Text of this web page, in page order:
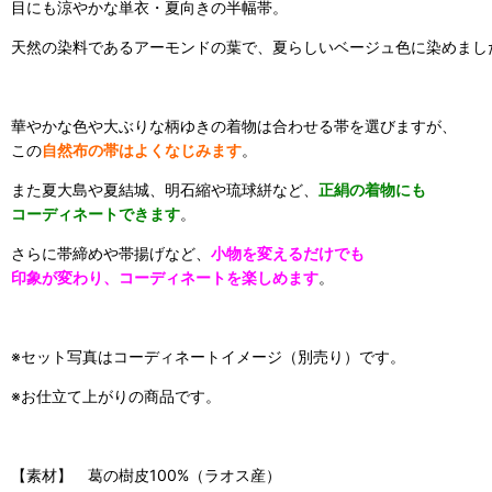
目にも涼やかな単衣・夏向きの半幅帯。
天然の染料であるアーモンドの葉で、夏らしいベージュ色に染めまし
華やかな色や大ぶりな柄ゆきの着物は合わせる帯を選びますが、
この自然布の帯はよくなじみます。
また夏大島や夏結城、明石縮や琉球絣など、 正絹の着物にも
コーディネートできます。
さらに帯締めや帯揚げなど、 小物を変えるだけでも
印象が変わり、コーディネートを楽しめます。
※セット写真はコーディネートイメージ（別売り）です。
※お仕立て上がりの商品です。
【素材】 葛の樹皮100%（ラオス産）